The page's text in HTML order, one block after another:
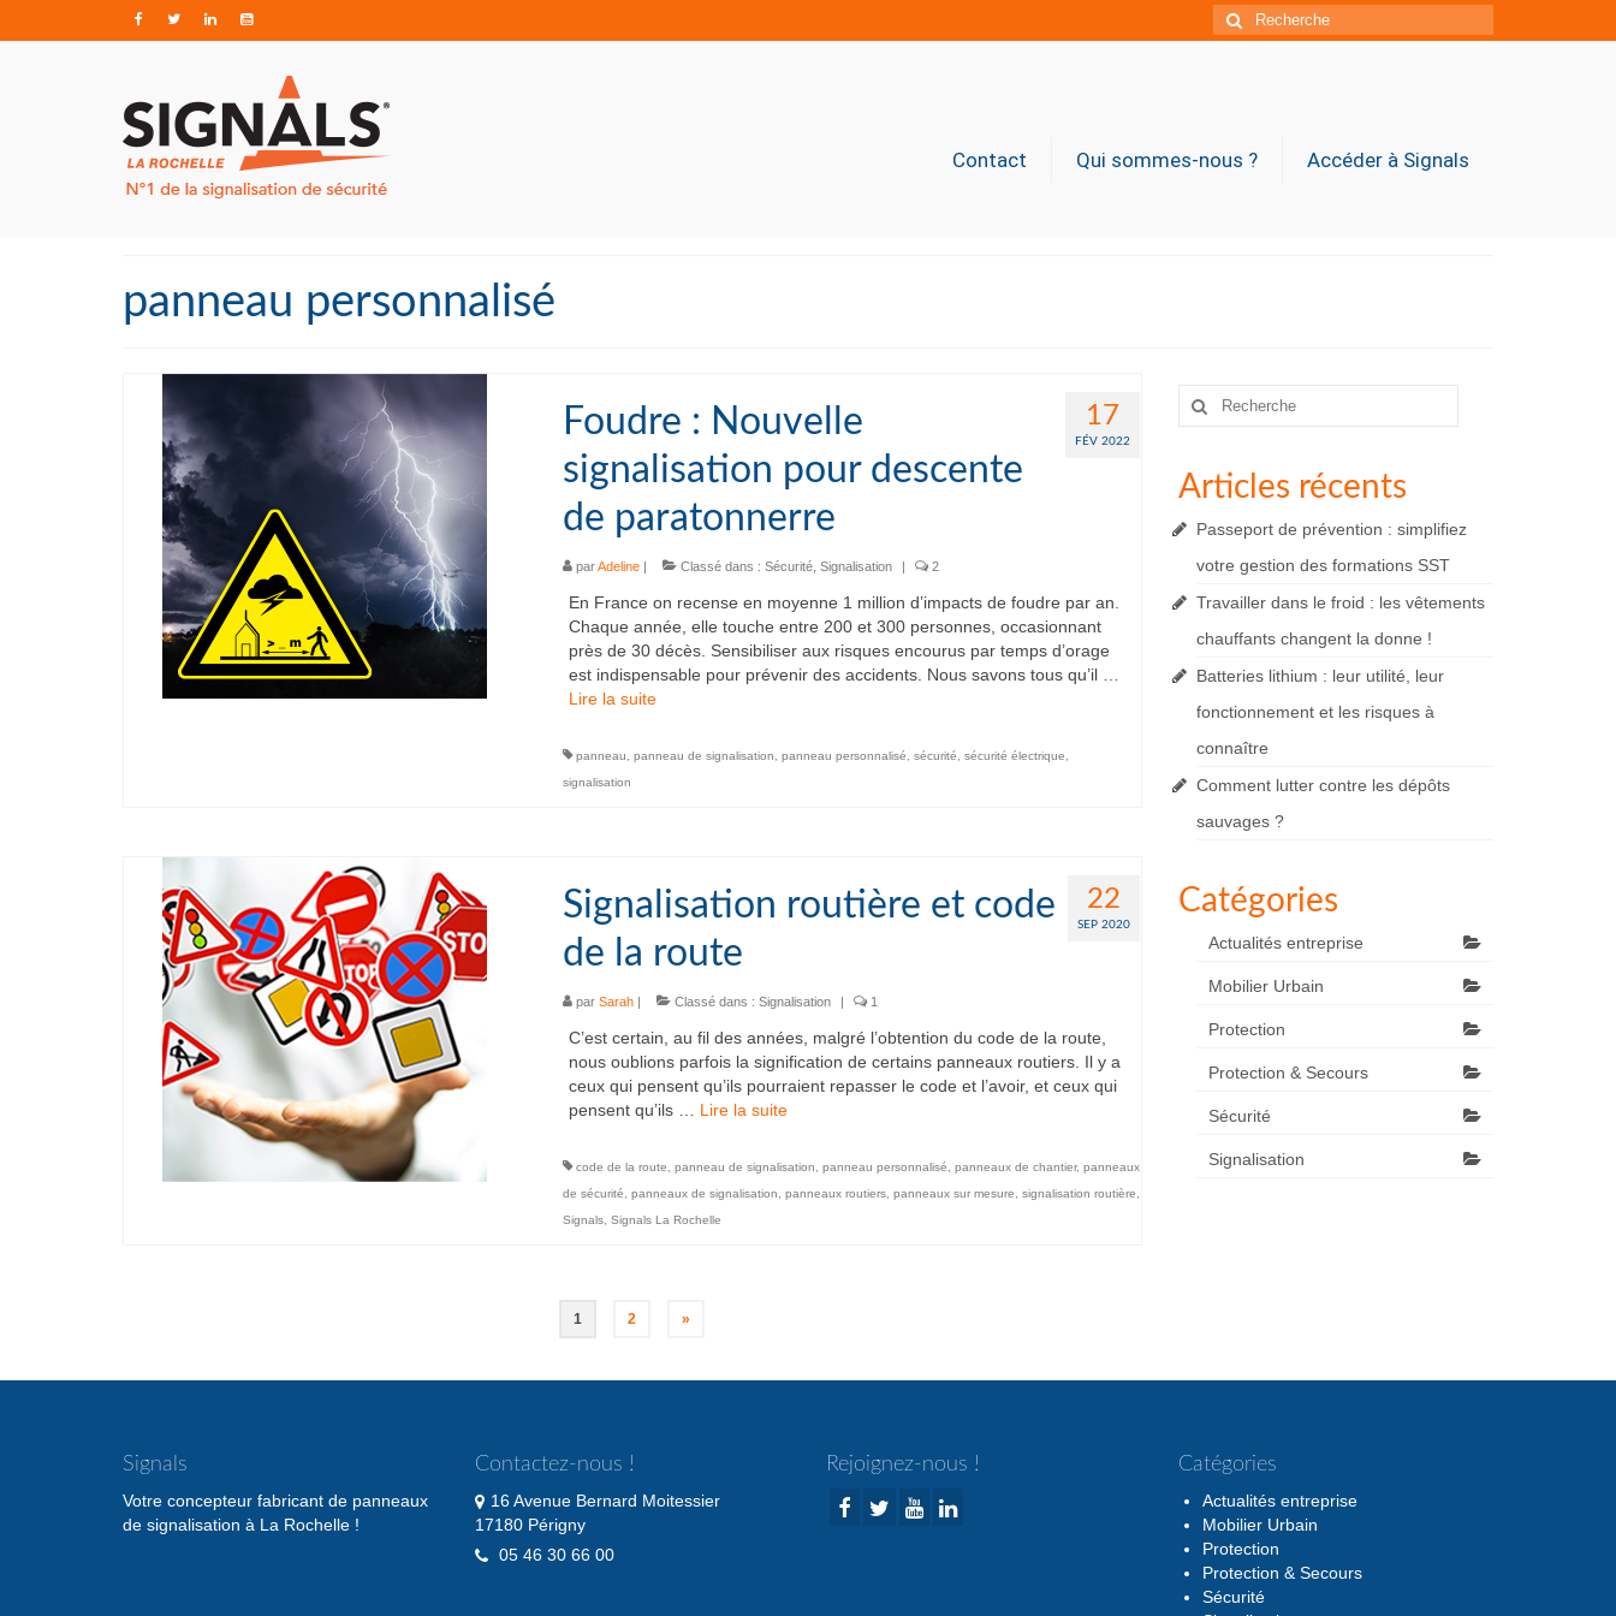
Rechercher
:
Contact Qui sommes-nous ? Accéder à Signals
panneau personnalisé
17
FÉV 2022
Foudre : Nouvelle
signalisation pour descente
de paratonnerre
parAdeline| Classé dans : Sécurité, Signalisation | 2
En France on recense en moyenne 1 million d’impacts de foudre par an.
Chaque année, elle touche entre 200 et 300 personnes, occasionnant
près de 30 décès. Sensibiliser aux risques encourus par temps d’orage
est indispensable pour prévenir des accidents. Nous savons tous qu’il …
Lire la suite­­
panneau panneau de signalisation panneau personnalisé sécurité sécurité électrique
signalisation
22
SEP 2020
Signalisation routière et code
de la route
par Sarah| Classé dans : Signalisation | 1
C’est certain, au fil des années, malgré l’obtention du code de la route,
nous oublions parfois la signification de certains panneaux routiers. Il y a
ceux qui pensent qu’ils pourraient repasser le code et l’avoir, et ceux qui
pensent qu’ils … Lire la suite­­
code de la route panneau de signalisation panneau personnalisé panneaux de chantier, panneaux
de sécurité
panneaux de signalisation panneaux routiers, panneaux sur mesure signalisation routière
Signals, Signals La Rochelle
1 2 »
Rechercher
Articles récents
Passeport de prévention : simplifiez
votre gestion des formations SST
Travailler dans le froid : les vêtements
chauffants changent la donne !
Batteries lithium : leur utilité, leur
fonctionnement et les risques à
connaître
Comment lutter contre les dépôts
sauvages ?
Catégories
Actualités entreprise
Mobilier Urbain
Protection
Protection & Secours
Sécurité
Signalisation
Signals
Votre concepteur fabricant de panneaux
de signalisation à La Rochelle !
Contactez-nous !
16 Avenue Bernard Moitessier
17180 Périgny
05 46 30 66 00
Rejoignez-nous ! Catégories
Actualités entreprise
Mobilier Urbain
Protection
Protection & Secours
Sécurité